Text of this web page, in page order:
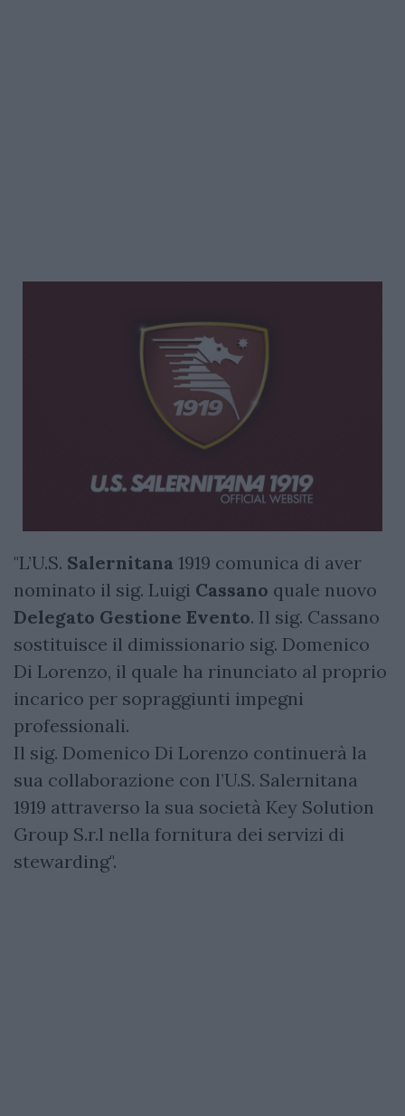
"L’U.S. Salernitana 1919 comunica di aver
nominato il sig. Luigi Cassano quale nuovo
Delegato Gestione Evento. Il sig. Cassano
sostituisce il dimissionario sig. Domenico
Di Lorenzo, il quale ha rinunciato al proprio
incarico per sopraggiunti impegni
professionali.
Il sig. Domenico Di Lorenzo continuerà la
sua collaborazione con l’U.S. Salernitana
1919 attraverso la sua società Key Solution
Group S.r.l nella fornitura dei servizi di
stewarding".